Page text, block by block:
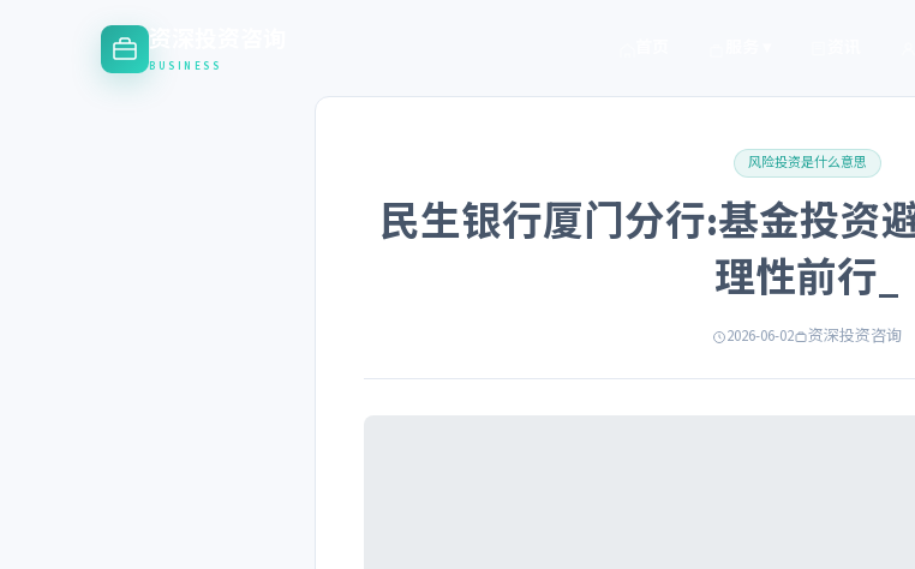
资深投资咨询
BUSINESS
风险投资是什么意思
民生银行厦门分行:基金投资
理性前行_
2026-06-02 资深投资咨询